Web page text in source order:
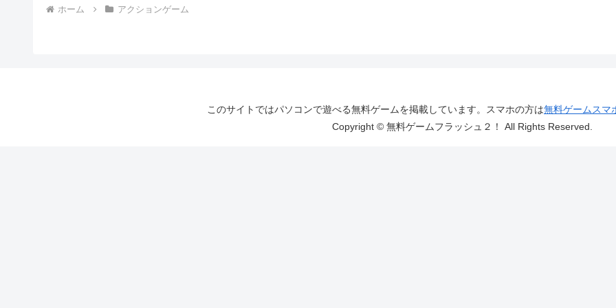
ホーム アクションゲーム
このサイトではパソコンで遊べる無料ゲームを掲載しています。スマホの方は無料ゲームスマ
Copyright © 無料ゲームフラッシュ２！ All Rights Reserved.